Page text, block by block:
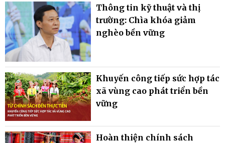
Thông tin kỹ thuật và thị
trường: Chìa khóa giảm
nghèo bền vững
Khuyến công tiếp sức hợp tác
xã vùng cao phát triển bền
vững
Hoàn thiện chính sách